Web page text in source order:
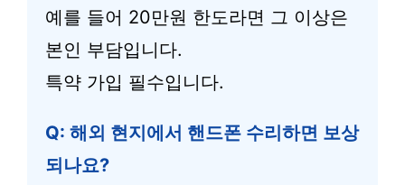
예를 들어 20만원 한도라면 그 이상은
본인 부담입니다.
특약 가입 필수입니다.
Q: 해외 현지에서 핸드폰 수리하면 보상
되나요?